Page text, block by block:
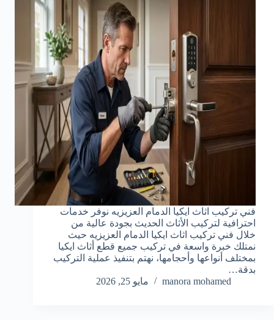
فني تركيب اثاث ايكيا الدمام العزيزيه نوفر خدمات
احترافية لتركيب الأثاث الحديث بجودة عالية من
خلال فني تركيب اثاث ايكيا الدمام العزيزيه حيث
نمتلك خبرة واسعة في تركيب جميع قطع أثاث ايكيا
بمختلف أنواعها وأحجامها، نهتم بتنفيذ عملية التركيب
بدقة…
manora mohamed
مايو 25, 2026